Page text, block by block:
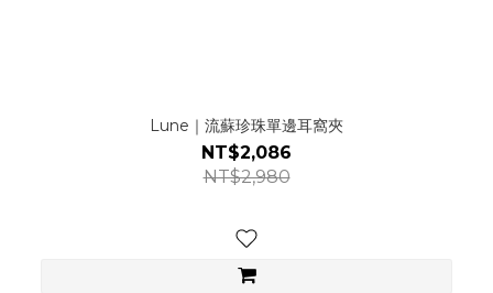
Lune｜流蘇珍珠單邊耳窩夾
NT$2,086
NT$2,980